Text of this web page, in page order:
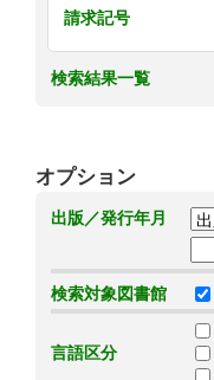
請求記号
検索結果一覧
オプション
出版／発行年月
検索対象図書館
言語区分